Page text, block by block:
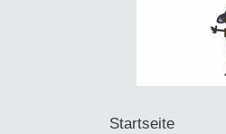
Startseite